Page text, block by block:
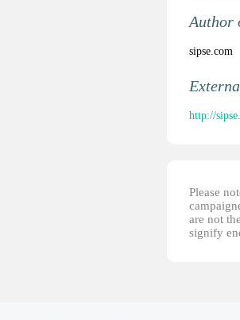
Author
sipse.com
http://
Please
are not
signify